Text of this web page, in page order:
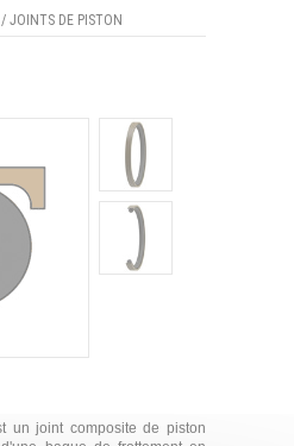
/ JOINTS DE PISTON
un joint composite de piston